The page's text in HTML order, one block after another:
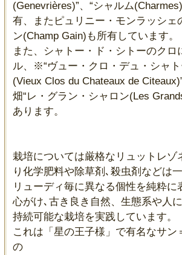
(Genevrières)”、“シャルム
有、またピュリニー・モンラッシェ
ン(Champ Gain)も所有しています
また、シャトー・ド・シトーのクロ
ル、※“ヴュー・クロ・デュ・シャ
(Vieux Clos du Chateaux de
畑“レ・グラン・シャロン(Les
あります。
栽培については厳格なリュットレゾ
り化学肥料や除草剤､殺虫剤などは
リューディ毎に異なる個性を純粋に
心がけ､古き良き自然、生態系や人
持続可能な栽培を実践しています。
これは「星の王子様」で有名なサン
の